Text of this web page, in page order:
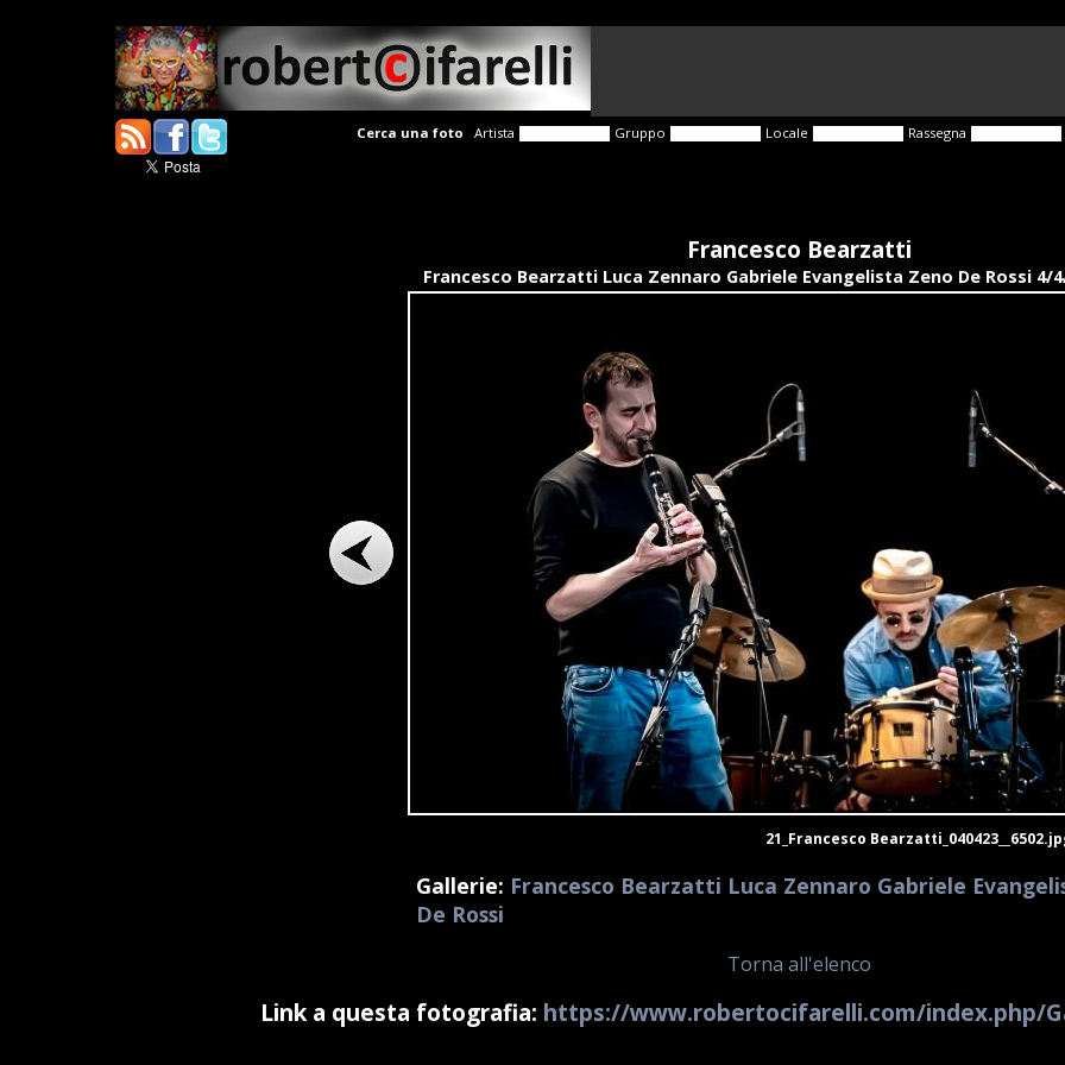
Cerca una foto Artista Gruppo Locale Rassegna
Francesco Bearzatti
Francesco Bearzatti Luca Zennaro Gabriele Evangelista Zeno De Rossi 4/
21_Francesco
Gallerie: Francesco Bearzatti Luca Zennaro Gabriele
De Rossi
Torna all'elenco
Link a questa fotografia: https://www.robertocifarelli.com/index.php/